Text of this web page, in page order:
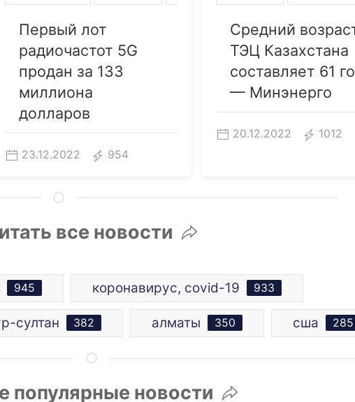
Первый лот
радиочастот 5G
продан за 133
миллиона
долларов
23.12.2022 954
Средний
ТЭЦ Казахстана
составляет 61
— Минэнерго
20.12.2022 1012
все новости
945 коронавирус, covid-19 933
султан 382 алматы 350 сша 285
популярные новости